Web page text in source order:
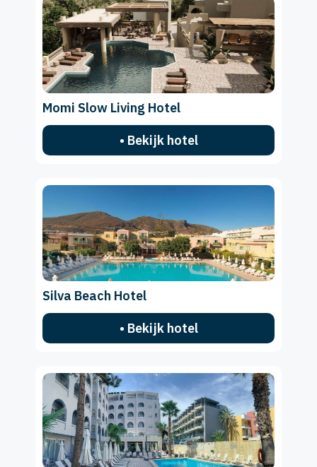
Momi Slow Living Hotel
• Bekijk hotel
Silva Beach Hotel
• Bekijk hotel